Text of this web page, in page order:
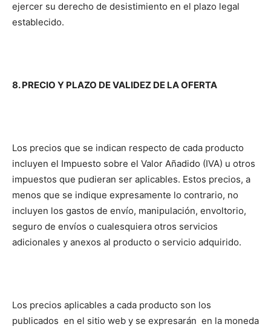
ejercer su derecho de desistimiento en el plazo legal
establecido.
8. PRECIO Y PLAZO DE VALIDEZ DE LA OFERTA
Los precios que se indican respecto de cada producto
incluyen el Impuesto sobre el Valor Añadido (IVA) u otros
impuestos que pudieran ser aplicables. Estos precios, a
menos que se indique expresamente lo contrario, no
incluyen los gastos de envío, manipulación, envoltorio,
seguro de envíos o cualesquiera otros servicios
adicionales y anexos al producto o servicio adquirido.
Los precios aplicables a cada producto son los
publicados en el sitio web y se expresarán en la moneda